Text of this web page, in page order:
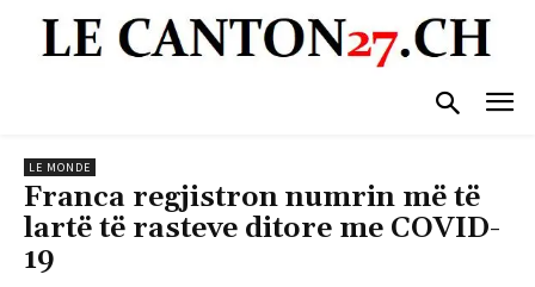
LE MONDE
Franca regjistron numrin më të
lartë të rasteve ditore me COVID-
19